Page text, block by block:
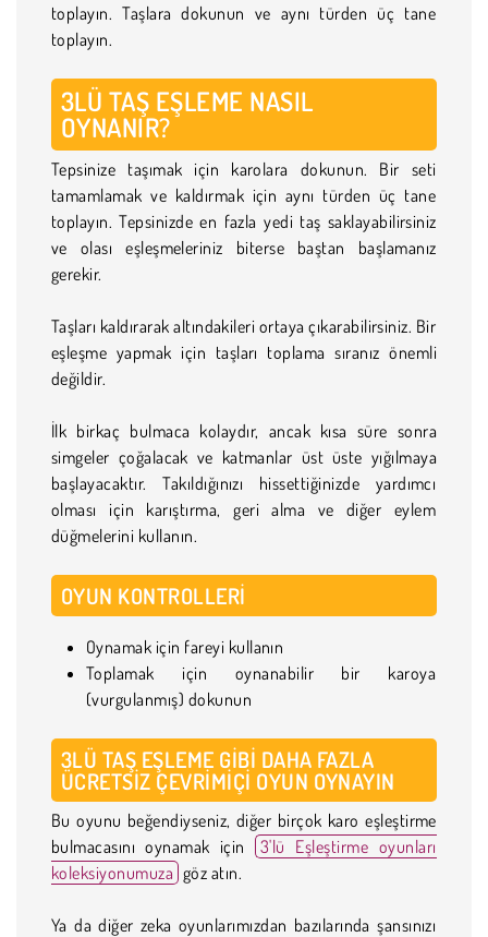
toplayın. Taşlara dokunun ve aynı türden üç tane
toplayın.
3LÜ TAŞ EŞLEME NASIL
OYNANIR?
Tepsinize taşımak için karolara dokunun. Bir seti
tamamlamak ve kaldırmak için aynı türden üç tane
toplayın. Tepsinizde en fazla yedi taş saklayabilirsiniz
ve olası eşleşmeleriniz biterse baştan başlamanız
gerekir.
Taşları kaldırarak altındakileri ortaya çıkarabilirsiniz. Bir
eşleşme yapmak için taşları toplama sıranız önemli
değildir.
İlk birkaç bulmaca kolaydır, ancak kısa süre sonra
simgeler çoğalacak ve katmanlar üst üste yığılmaya
başlayacaktır. Takıldığınızı hissettiğinizde yardımcı
olması için karıştırma, geri alma ve diğer eylem
düğmelerini kullanın.
OYUN KONTROLLERI
Oynamak için fareyi kullanın
Toplamak için oynanabilir bir karoya
(vurgulanmış) dokunun
3LÜ TAŞ EŞLEME GIBI DAHA FAZLA
ÜCRETSIZ ÇEVRIMIÇI OYUN OYNAYIN
Bu oyunu beğendiyseniz, diğer birçok karo eşleştirme
bulmacasını oynamak için
3'lü Eşleştirme oyunları
koleksiyonumuza göz atın.
Ya da diğer zeka oyunlarımızdan bazılarında şansınızı